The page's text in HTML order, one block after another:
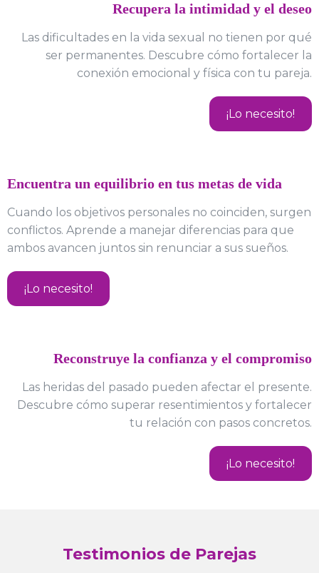
Recupera la intimidad y el deseo
Las dificultades en la vida sexual no tienen por qué
ser permanentes. Descubre cómo fortalecer la
conexión emocional y física con tu pareja.
¡Lo necesito!
Encuentra un equilibrio en tus metas de vida
Cuando los objetivos personales no coinciden, surgen
conflictos. Aprende a manejar diferencias para que
ambos avancen juntos sin renunciar a sus sueños.
¡Lo necesito!
Reconstruye la confianza y el compromiso
Las heridas del pasado pueden afectar el presente.
Descubre cómo superar resentimientos y fortalecer
tu relación con pasos concretos.
¡Lo necesito!
Testimonios de Parejas